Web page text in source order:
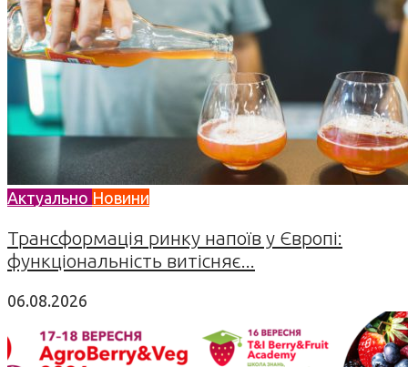
Актуально Новини
Трансформація ринку напоїв у Європі:
функціональність витісняє...
06.08.2026